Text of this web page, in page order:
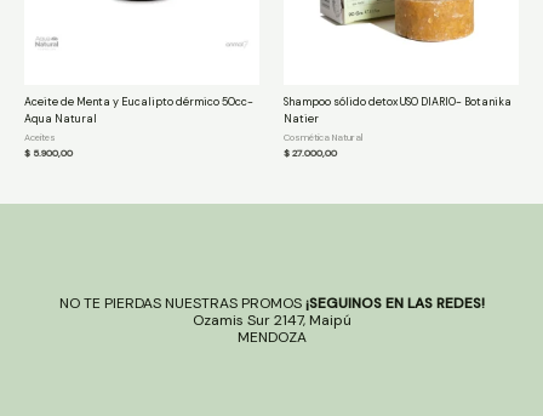
Aceite de Menta y Eucalipto dérmico 50cc-
Aqua Natural
Aceites
$ 5.900,00
Shampoo sólido detox USO DIARIO- Botanika
Natier
Cosmética Natural
$27.000,00
NO TE PIERDAS NUESTRAS PROMOS¡SEGUINOS EN LAS REDES!
Ozamis Sur 2147, Maipú
MENDOZA